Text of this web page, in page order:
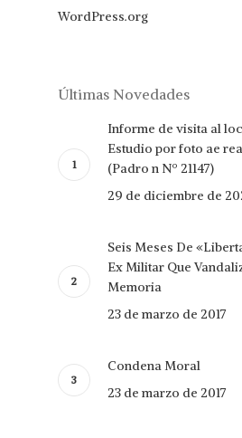
WordPress.org
Últimas Novedades
Informe de visita al
Estudio por foto ae
(Padro n Nº 21147)
29 de diciembre de
Seis Meses De
Ex Militar Que
Memoria
23 de marzo de 2017
Condena Moral
23 de marzo de 2017